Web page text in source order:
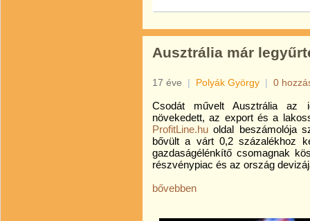
Ausztrália már
17 éve | Polyák György | 0
Csodát művelt Ausztrália az
növekedett, az export és a
ProfitLine.hu oldal beszámolója
bővült a várt 0,2 százalékhoz
gazdaságélénkítő csomagnak
részvénypiac és az ország
bővebben